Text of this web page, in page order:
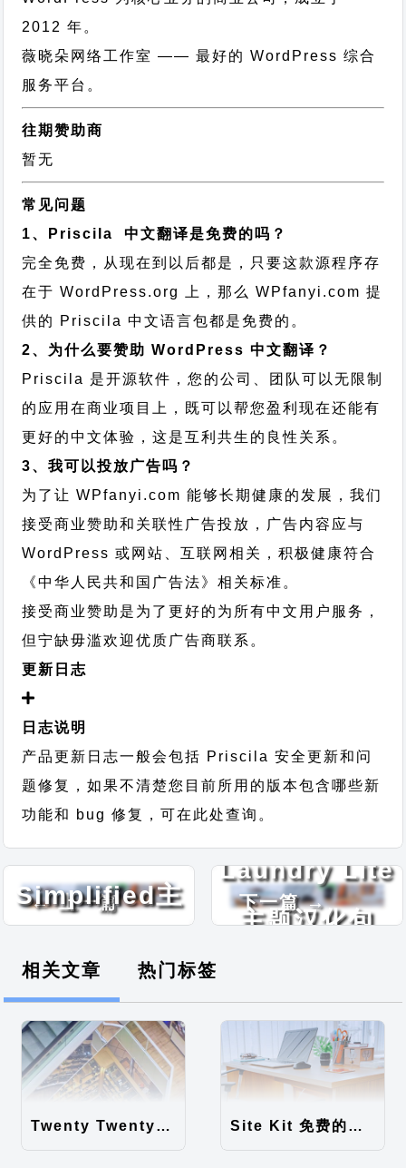
2012 年。
薇晓朵网络工作室 —— 最好的 WordPress 综合
服务平台。
往期赞助商
暂无
常见问题
1、Priscila 中文翻译是免费的吗？
完全免费，从现在到以后都是，只要这款源程序存
在于 WordPress.org 上，那么 WPfanyi.com 提
供的 Priscila 中文语言包都是免费的。
2、为什么要赞助 WordPress 中文翻译？
Priscila 是开源软件，您的公司、团队可以无限制
的应用在商业项目上，既可以帮您盈利现在还能有
更好的中文体验，这是互利共生的良性关系。
3、我可以投放广告吗？
为了让 WPfanyi.com 能够长期健康的发展，我们
接受商业赞助和关联性广告投放，广告内容应与
WordPress 或网站、互联网相关，积极健康符合
《中华人民共和国广告法》相关标准。
接受商业赞助是为了更好的为所有中文用户服务，
但宁缺毋滥欢迎优质广告商联系。
更新日志
日志说明
产品更新日志一般会包括 Priscila 安全更新和问
题修复，如果不清楚您目前所用的版本包含哪些新
功能和 bug 修复，可在此处查询。
← 上一篇
Web 2.0
Simplified主
下一篇 →
Laundry Lite
主题汉化包
相关文章 热门标签
Twenty Twenty-Five 免费的WordPress内容主题 Site Kit 免费的WordPress数据统计插件